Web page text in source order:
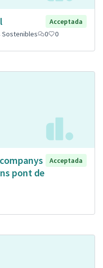
Acceptada
Sostenibles 0 0
pont de
Acceptada